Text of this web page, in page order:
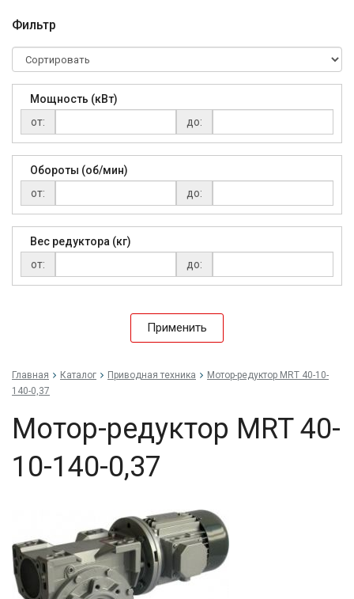
Фильтр
Мощность (кВт)
от:
до:
Обороты (об/мин)
от:
до:
Вес редуктора (кг)
от:
до:
Применить
Главная Каталог Приводная техника
Мо­тор-ре­дук­тор MRT 40-10-
140-0,37
Мо­тор-ре­дук­тор MRT 40-
10-140-0,37